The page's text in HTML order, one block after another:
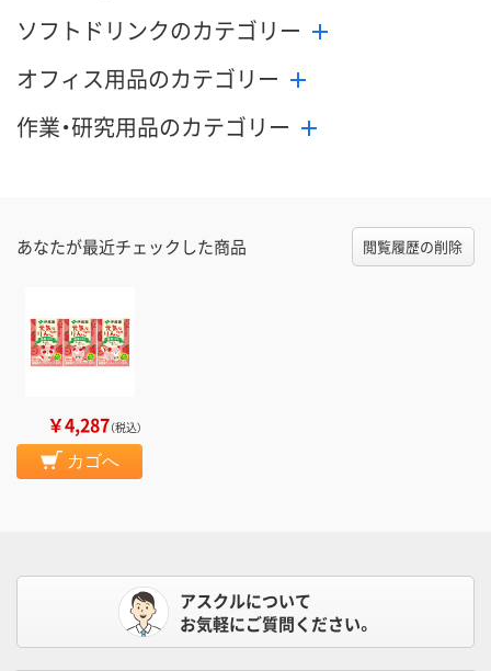
ソフトドリンクのカテゴリー
オフィス用品のカテゴリー
作業・研究用品のカテゴリー
あなたが最近チェックした商品 閲覧履歴の削除
￥4,287（税込）
カゴへ
アスクルについて
お気軽にご質問ください。